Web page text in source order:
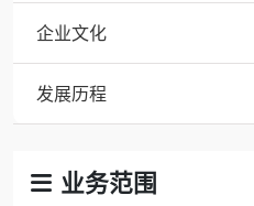
企业文化
发展历程
业务范围